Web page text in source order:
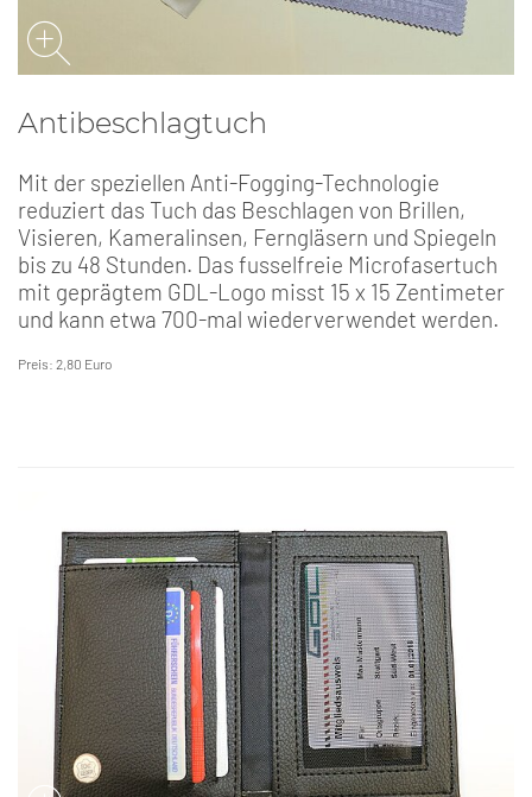
Antibeschlagtuch
Mit der speziellen Anti-Fogging-Technologie
reduziert das Tuch das Beschlagen von Brillen,
Visieren, Kameralinsen, Ferngläsern und Spiegeln
bis zu 48 Stunden. Das fusselfreie Microfasertuch
mit geprägtem GDL-Logo misst 15 x 15 Zentimeter
und kann etwa 700-mal wiederverwendet werden.
Preis: 2,80 Euro